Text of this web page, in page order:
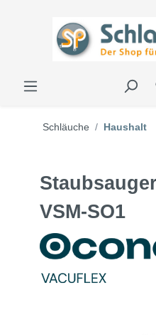
Schläuche Haushalt
VSM-SO1